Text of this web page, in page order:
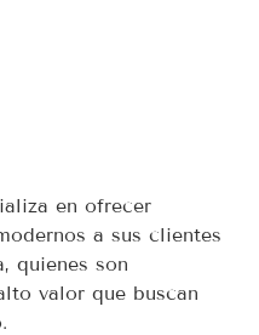
en ofrecer
a sus clientes
quienes son
valor que buscan